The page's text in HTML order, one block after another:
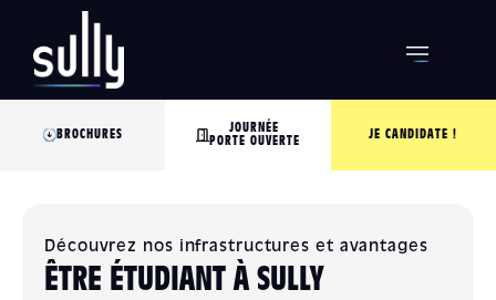
BROCHURES
JOURNÉE
PORTE OUVERTE
JE CANDIDATE !
Découvrez nos infrastructures et avantages
ÊTRE ÉTUDIANT À SULLY